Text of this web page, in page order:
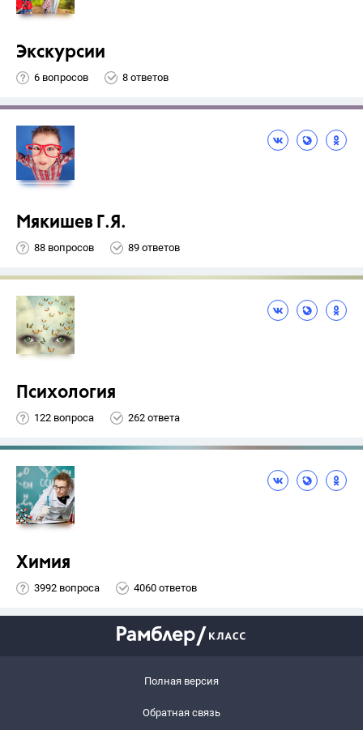
Экскурсии
6 вопросов 8 ответов
Мякишев Г.Я.
88 вопросов 89 ответов
Психология
122 вопроса 262 ответа
Химия
3992 вопроса 4060 ответов
Полная версия
Обратная связь